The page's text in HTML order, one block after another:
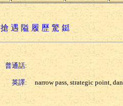
搶 遇 隘 履 歷 驚 鋌
普通話:
英譯: narrow pass, strategic point,